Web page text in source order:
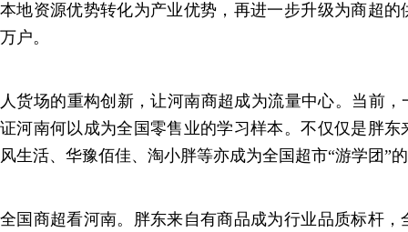
本地资源优势转化为产业优势，再进一步升级为商超
万户。
人货场的重构创新，让河南商超成为流量中心。当前
证河南何以成为全国零售业的学习样本。不仅仅是胖
风生活、华豫佰佳、淘小胖等亦成为全国超市“游学团”
全国商超看河南。胖东来自有商品成为行业品质标杆